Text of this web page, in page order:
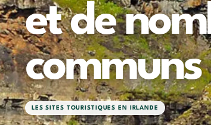
et de
communs
LES SITES TOURISTIQUES EN IRLANDE